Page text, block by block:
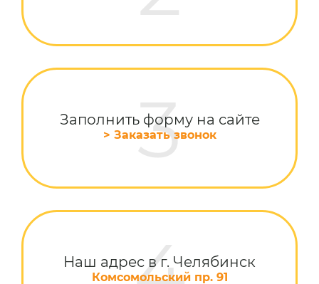
Заполнить форму на сайте
> Заказать звонок
Наш адрес в г. Челябинск
Комсомольский пр. 91